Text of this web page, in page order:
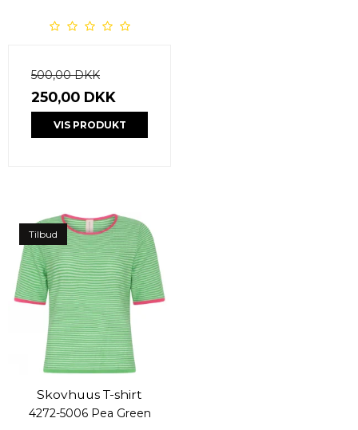
500,00 DKK
250,00 DKK
VIS PRODUKT
Tilbud
Skovhuus T-shirt
4272-5006 Pea Green